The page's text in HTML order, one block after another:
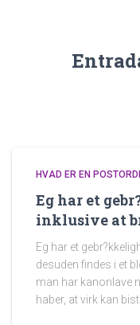
HVAD ER EN
Eg har et
inklusive at
Eg har et
desuden findes i et
man har kanonlave
haber, at virk kan